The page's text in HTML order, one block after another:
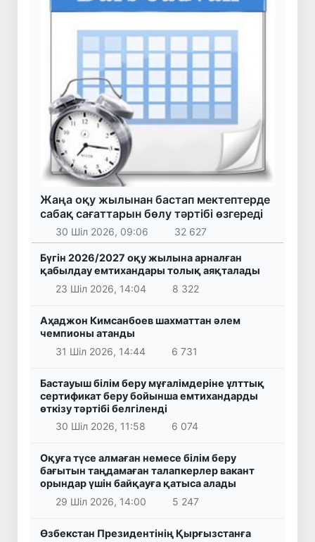
Жаңа оқу жылынан бастап мектептерде
сабақ сағаттарын бөлу тәртібі өзгереді
30 Шіл 2026, 09:06 32 627
Бүгін 2026/2027 оқу жылына арналған
қабылдау емтихандары толық аяқталады
23 Шіл 2026, 14:04
8 322
Аҳаджон Кимсанбоев шахматтан әлем
чемпионы атанды
31 Шіл 2026, 14:44
6 731
Бастауыш білім беру мұғалімдеріне ұлттық
сертификат беру бойынша емтихандарды
өткізу тәртібі белгіленді
30 Шіл 2026, 11:58
6 074
Оқуға түсе алмаған немесе білім беру
бағытын таңдамаған талапкерлер вакант
орындар үшін байқауға қатыса алады
29 Шіл 2026, 14:00
5 247
Өзбекстан Президентінің Қырғызстанға